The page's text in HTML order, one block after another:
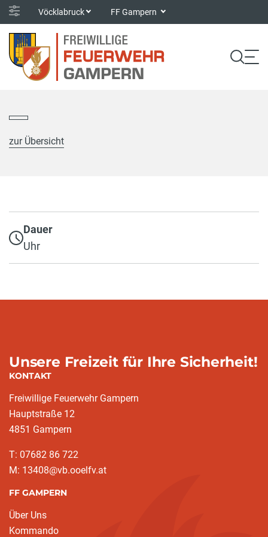
Vöcklabruck FF Gampern
zur Übersicht
Dauer
Uhr
Unsere Freizeit für Ihre Sicherheit!
KONTAKT
Freiwillige Feuerwehr Gampern
Hauptstraße 12
4851 Gampern
T: 07682 86 722
M: 13408@vb.ooelfv.at
FF GAMPERN
Über Uns
Kommando